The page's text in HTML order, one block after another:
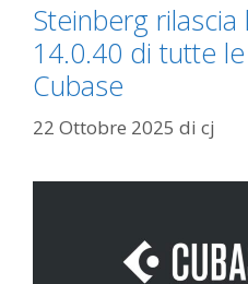
Steinberg rilascia
14.0.40 di tutte
Cubase
22 Ottobre 2025 di cj